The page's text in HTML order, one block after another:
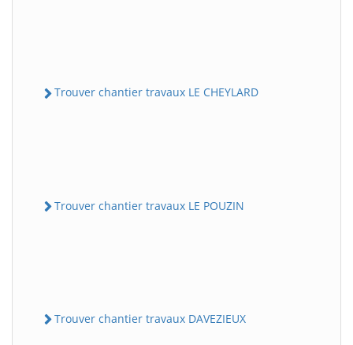
Trouver chantier travaux LE CHEYLARD
Trouver chantier travaux LE POUZIN
Trouver chantier travaux DAVEZIEUX